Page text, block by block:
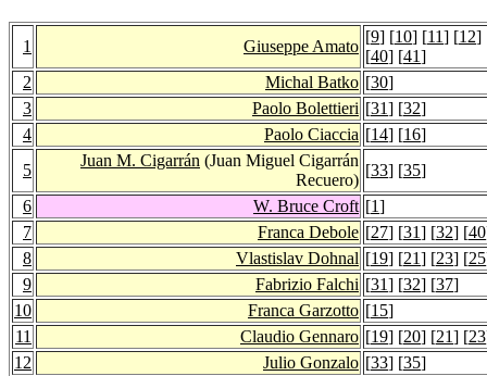
1 Giuseppe Amato
[9] [10] [11] [12]
[40] [41]
2
Michal Batko [30]
3
Paolo Bolettieri [31] [32]
4
Paolo Ciaccia [14] [16]
5
Juan M. Cigarrán (Juan Miguel Cigarrán
Recuero)
[33] [35]
6
W. Bruce Croft [1]
7
Franca Debole [27] [31] [32] [40
8
Vlastislav Dohnal [19] [21] [23] [25
9
Fabrizio Falchi [31] [32] [37]
10
Franca Garzotto [15]
11
Claudio Gennaro [19] [20] [21] [23
12
Julio Gonzalo [33] [35]